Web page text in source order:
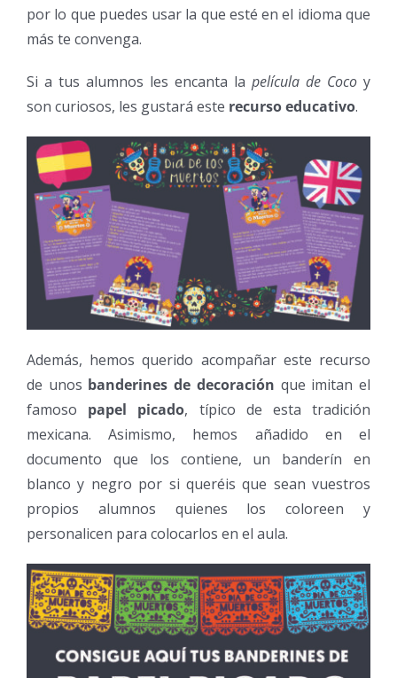
por lo que puedes usar la que esté en el idioma que
más te convenga.
Si a tus alumnos les encanta la película de Coco y
son curiosos, les gustará este recurso educativo.
Además, hemos querido acompañar este recurso
de unos banderines de decoración que imitan el
famoso papel picado, típico de esta tradición
mexicana. Asimismo, hemos añadido en el
documento que los contiene, un banderín en
blanco y negro por si queréis que sean vuestros
propios alumnos quienes los coloreen y
personalicen para colocarlos en el aula.